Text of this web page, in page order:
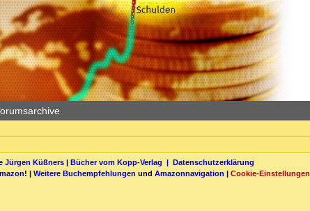
Jürgen Küßners| Bücher vom Kopp-Verlag | Datenschutzerklärung
! | Weitere Buchempfehlungen und Amazonnavigation | Cookie-Einstellungen